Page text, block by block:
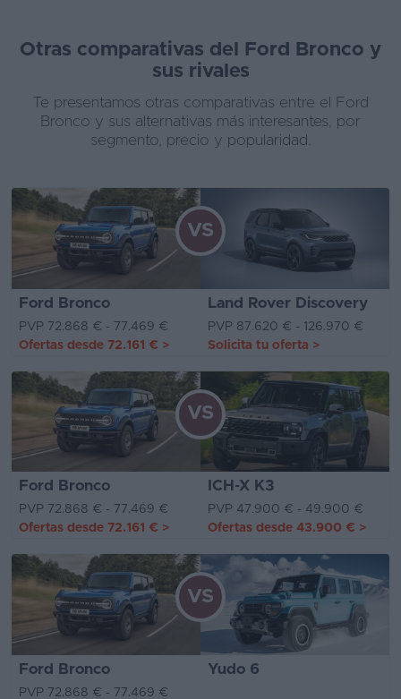
Otras comparativas del Ford Bronco y
sus rivales
Te presentamos otras comparativas entre el Ford
Bronco y sus alternativas más interesantes, por
segmento, precio y popularidad.
Ford Bronco Land Rover Discovery
VS
PVP 72.868 € - 77.469 €
PVP 87.620 € - 126.970 €
Ofertas desde 72.161 € > Solicita tu oferta >
Ford Bronco ICH-X K3
VS
PVP 72.868 € - 77.469 €
PVP 47.900 € - 49.900 €
Ofertas desde 72.161 € > Ofertas desde 43.900 € >
Ford Bronco Yudo 6
VS
PVP 72.868 € - 77.469 €